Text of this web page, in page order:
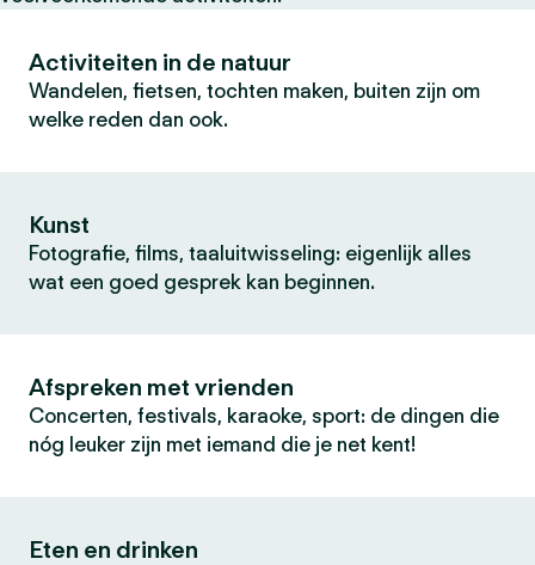
Activiteiten in de natuur
Wandelen, fietsen, tochten maken, buiten zijn om
welke reden dan ook.
Kunst
Fotografie, films, taaluitwisseling: eigenlijk alles
wat een goed gesprek kan beginnen.
Afspreken met vrienden
Concerten, festivals, karaoke, sport: de dingen die
nóg leuker zijn met iemand die je net kent!
Eten en drinken